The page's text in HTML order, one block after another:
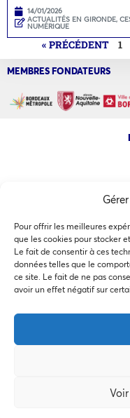
Pour offrir les meilleures
que les cookies pour stocker
Le fait de consentir à ces
données telles que le
ce site. Le fait de ne pas
avoir un effet négatif sur
Ce site utilise des
Préférences des
14/01/2026
ACTUALITÉS EN GIRONDE,
NUMÉRIQUE
« PRÉCÉDENT 1
MEMBRES FONDATEURS
COPYRIGHT @ 2026 -